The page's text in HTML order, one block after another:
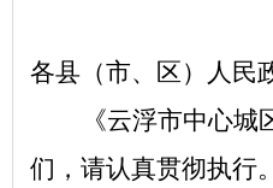
各县（市、区）人民
《云浮市中心城
们，请认真贯彻执行